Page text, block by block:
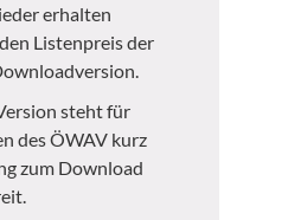
erhalten
Listenpreis der
steht für
des ÖWAV kurz
zum Download